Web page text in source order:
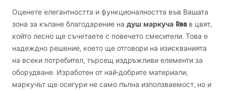
Оценете елегантността и функционалността във Вашата
зона за къпане благодарение на душ маркуча Rea в цвят,
който лесно ще съчетаете с повечето смесители. Това е
надеждно решение, което ще отговори на изискванията
на всеки потребител, търсещ издръжливи елементи за
оборудване. Изработен от най-добрите материали,
маркучът ще осигури не само пълна използваемост, но и